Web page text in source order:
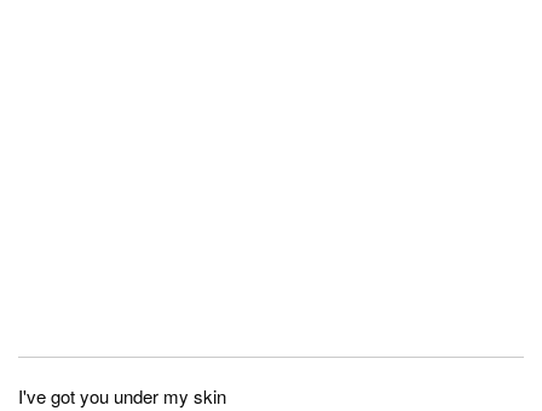
I've got you under my skin